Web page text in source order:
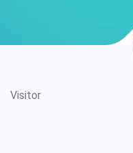
Visitor